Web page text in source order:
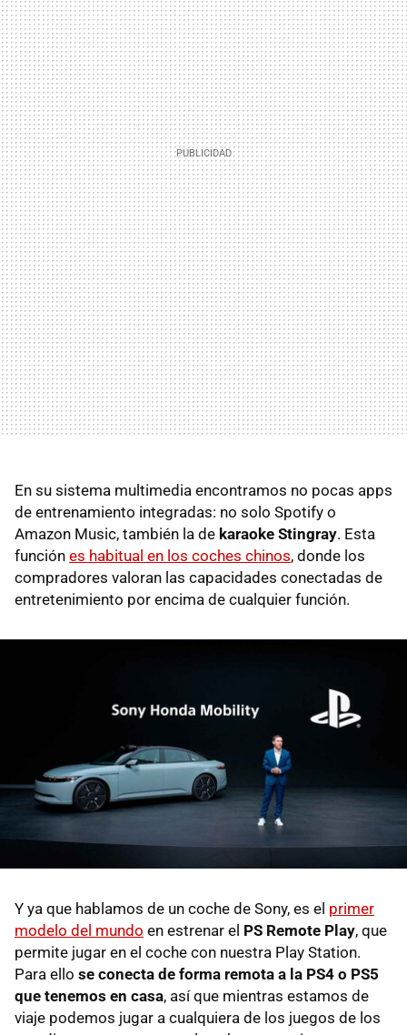
En su sistema multimedia encontramos no pocas apps
de entrenamiento integradas: no solo Spotify o
Amazon Music, también la de karaoke Stingray. Esta
función es habitual en los coches chinos, donde los
compradores valoran las capacidades conectadas de
entretenimiento por encima de cualquier función.
Y ya que hablamos de un coche de Sony, es el primer
modelo del mundo en estrenar el PS Remote Play, que
permite jugar en el coche con nuestra Play Station.
Para ello se conecta de forma remota a la PS4 o PS5
que tenemos en casa, así que mientras estamos de
viaje podemos jugar a cualquiera de los juegos de los